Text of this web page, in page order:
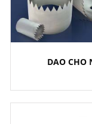
DAO CHO